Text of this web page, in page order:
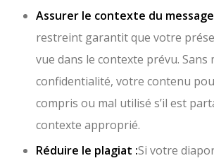
Assurer le contexte du
restreint garantit que votre
vue dans le contexte prévu. Sans
confidentialité, votre contenu
compris ou mal utilisé s’il est
contexte approprié.
Réduire le plagiat :Si votre